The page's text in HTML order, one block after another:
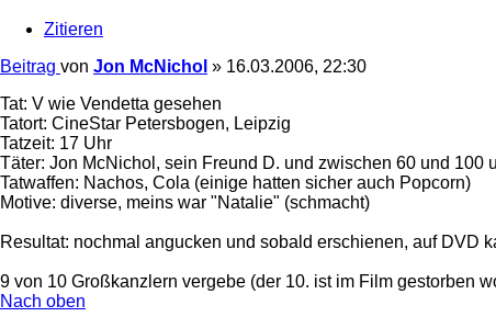
Zitieren
Beitrag von Jon McNichol » 16.03.2006, 22:30
Tat: V wie Vendetta gesehen
Tatort: CineStar Petersbogen, Leipzig
Tatzeit: 17 Uhr
Täter: Jon McNichol, sein Freund D. und zwischen 60 und
Tatwaffen: Nachos, Cola (einige hatten sicher auch Popcorn)
Motive: diverse, meins war "Natalie" (schmacht)
Resultat: nochmal angucken und sobald erschienen, auf DVD
9 von 10 Großkanzlern vergebe (der 10. ist im Film gestorben
Nach oben